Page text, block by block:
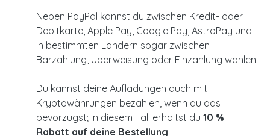
Neben PayPal kannst du zwischen Kredit- oder
Debitkarte, Apple Pay, Google Pay, AstroPay und
in bestimmten Ländern sogar zwischen
Barzahlung, Überweisung oder Einzahlung wählen.
Du kannst deine Aufladungen auch mit
Kryptowährungen bezahlen, wenn du das
bevorzugst; in diesem Fall erhältst du 10 %
Rabatt auf deine Bestellung!